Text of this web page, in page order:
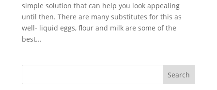
simple solution that can help you look appealing
until then. There are many substitutes for this as
well- liquid eggs, flour and milk are some of the
best...
Search